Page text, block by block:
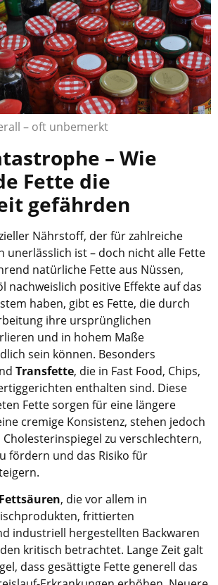
– oft unbemerkt
– Wie
Fette die
gefährden
Nährstoff, der für zahlreiche
unerlässlich ist – doch nicht alle Fette
natürliche Fette aus Nüssen,
nachweislich positive Effekte auf das
haben, gibt es Fette, die durch
ihre ursprünglichen
und in hohem Maße
sein können. Besonders
Transfette, die in Fast Food, Chips,
enthalten sind. Diese
Fette sorgen für eine längere
cremige Konsistenz, stehen jedoch
zu verschlechtern,
fördern und das Risiko für
, die vor allem in
frittierten
industriell hergestellten Backwaren
kritisch betrachtet. Lange Zeit galt
dass gesättigte Fette generell das